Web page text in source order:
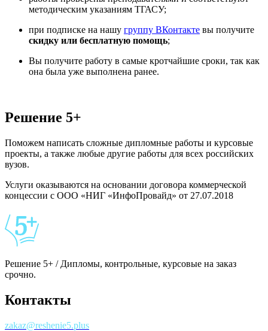
методическим указаниям ТГАСУ;
при подписке на нашу группу ВКонтакте вы получите
скидку или бесплатную помощь;
Вы получите работу в самые кротчайшие сроки, так как
она была уже выполнена ранее.
Решение 5+
Поможем написать сложные дипломные работы и курсовые
проекты, а также любые другие работы для всех российских
вузов.
Услуги оказываются на основании договора коммерческой
концессии с ООО «НИГ «ИнфоПровайд» от 27.07.2018
Решение 5+ / Дипломы, контрольные, курсовые на заказ
срочно.
Контакты
zakaz@reshenie5.plus